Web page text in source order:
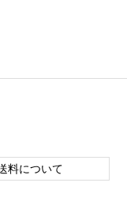
料について